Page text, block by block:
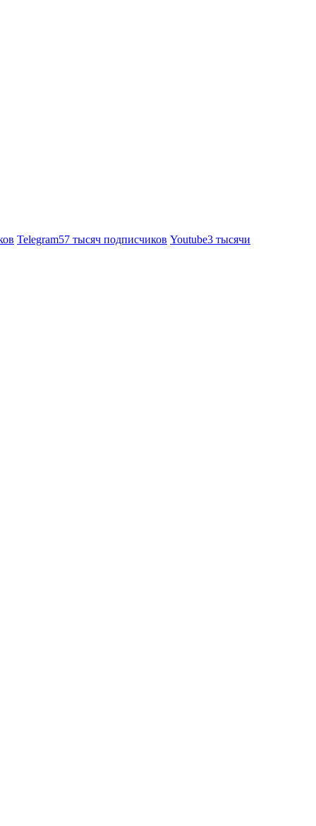
Telegram57 тысяч подписчиков Youtube3 тысячи